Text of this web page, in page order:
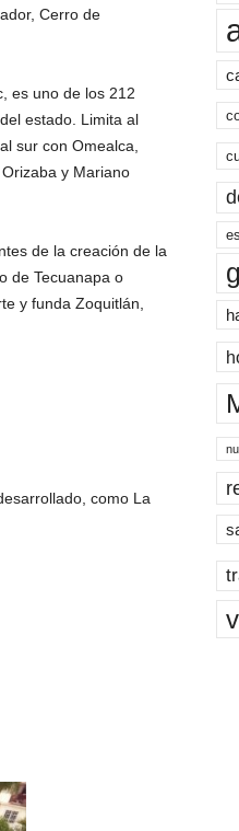
Cerro de
es uno de los 212
estado. Limita al
sur con Omealca,
y Mariano
de la creación de la
de Tecuanapa o
y funda Zoquitlán,
como La